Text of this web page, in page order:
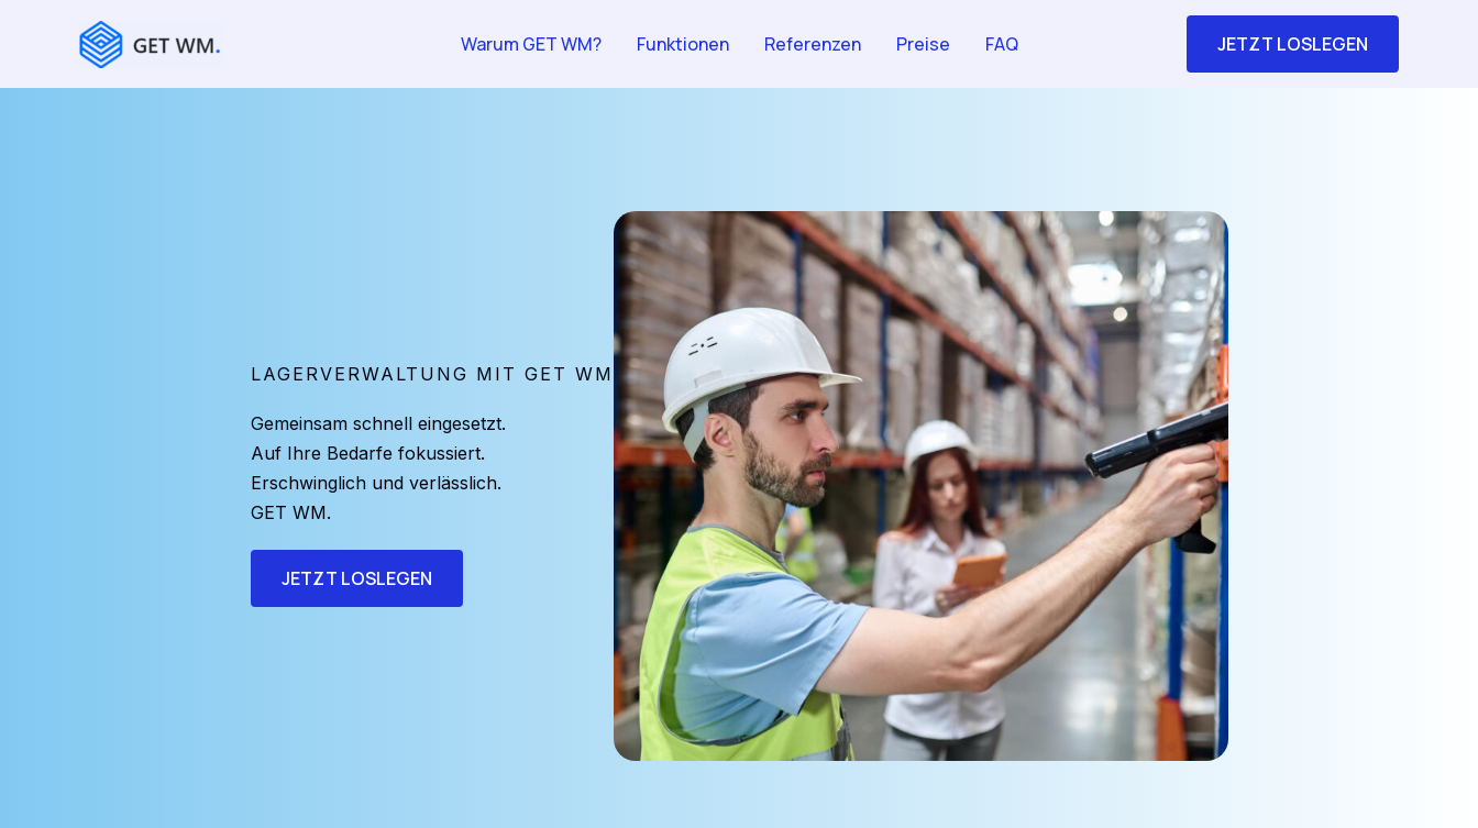
Warum GET WM? Funktionen Referenzen Preise FAQ JETZT LOSLEGEN
LAGERVERWALTUNG MIT GET WM
Gemeinsam schnell eingesetzt.
Auf Ihre Bedarfe fokussiert.
Erschwinglich und verlässlich.
GET WM.
JETZT LOSLEGEN